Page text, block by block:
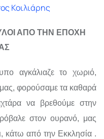
Κοιλιάρης
ΑΠΟ ΤΗΝ ΕΠΟΧΗ
αγκάλιαζε το χωριό,
φορούσαμε τα καθαρά
να βρεθούμε στην
στον ουρανό, μας
κάτω από την Εκκλησία .